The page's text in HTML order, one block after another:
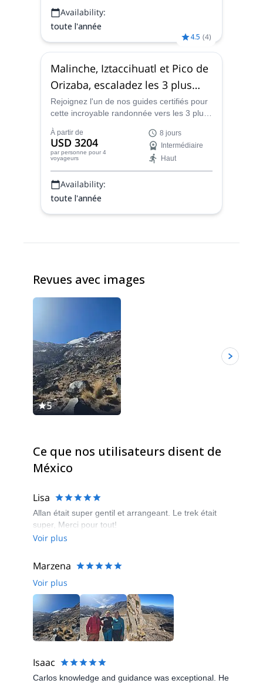
Availability:
toute l'année
4.5 (4)
Malinche, Iztaccihuatl et Pico de
Orizaba, escaladez les 3 plus
hauts sommets du Mexique, 8
jours
Rejoignez l'un de nos guides certifiés pour
cette incroyable randonnée vers les 3 plus
Pico de Orizaba au Mexique. Explorez les
villes historiques de Cholula et Huamantla
et admirez les spectaculaires pyramides de
Teotihuacan au cours de ce programme de
8 jours.
À partir de
USD 3204
par personne pour 4
voyageurs
8 jours
Intermédiaire
Haut
Availability:
toute l'année
Revues avec images
5
Ce que nos utilisateurs disent de
México
Lisa
Allan était super gentil et arrangeant. Le trek était
super, Merci pour tout!
Voir plus
Marzena
Voir plus
Isaac
Carlos knowledge and guidance was exceptional. He